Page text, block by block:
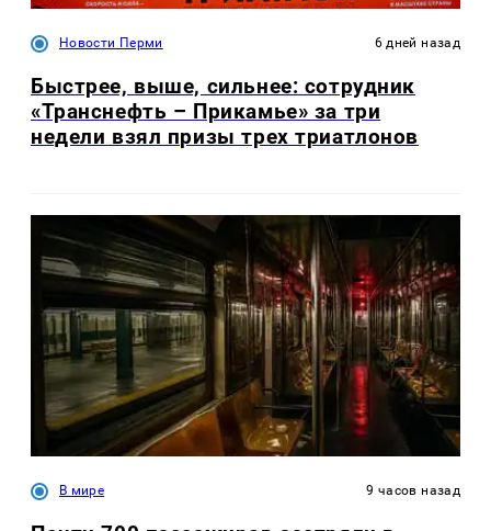
Новости Перми 6 дней назад
Быстрее, выше, сильнее: сотрудник
«Транснефть – Прикамье» за три
недели взял призы трех триатлонов
В мире 9 часов назад